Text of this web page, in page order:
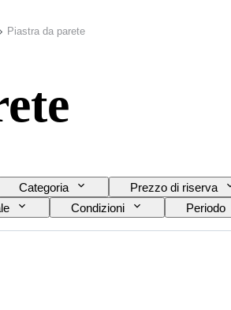
Piastra da parete
Categoria Prezzo di riserva
Condizioni Periodo